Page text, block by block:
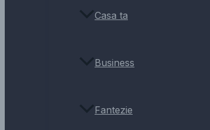
Casa ta
Business
Fantezie